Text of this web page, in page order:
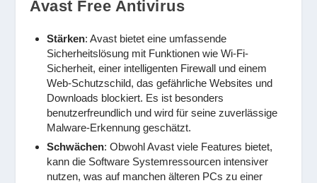
Avast Free Antivirus
Stärken: Avast bietet eine umfassende
Sicherheitslösung mit Funktionen wie Wi-Fi-
Sicherheit, einer intelligenten Firewall und einem
Web-Schutzschild, das gefährliche Websites und
Downloads blockiert. Es ist besonders
benutzerfreundlich und wird für seine zuverlässige
Malware-Erkennung geschätzt.
Schwächen: Obwohl Avast viele Features bietet,
kann die Software Systemressourcen intensiver
nutzen, was auf manchen älteren PCs zu einer